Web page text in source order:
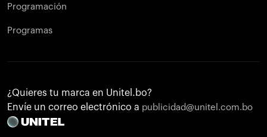
Programación
Programas
¿Quieres tu marca en Unitel.bo?
Envíe un correo electrónico a publicidad@unitel.com.bo